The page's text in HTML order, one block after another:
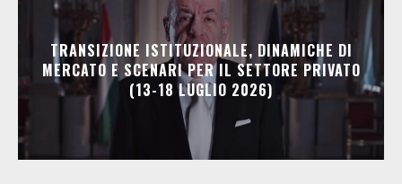
TRANSIZIONE ISTITUZIONALE, DINAMICHE DI
MERCATO E SCENARI PER IL SETTORE PRIVATO
(13-18 LUGLIO 2026)